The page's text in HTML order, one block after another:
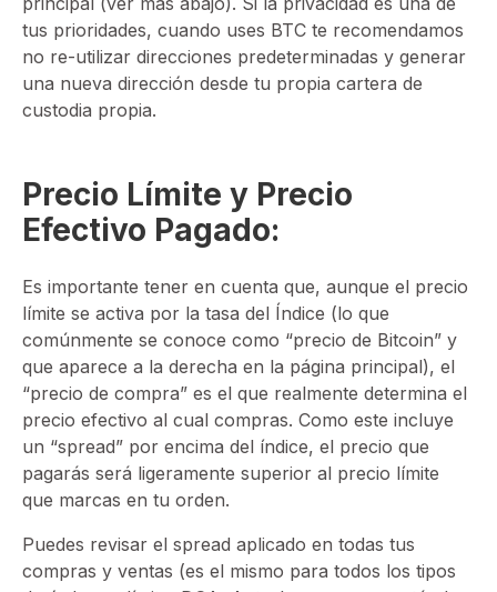
tus prioridades, cuando uses BTC te recomendamos
no re-utilizar direcciones predeterminadas y generar
una nueva dirección desde tu propia cartera de
custodia propia.
Precio Límite y Precio
Efectivo Pagado:
Es importante tener en cuenta que, aunque el precio
límite se activa por la tasa del Índice (lo que
comúnmente se conoce como “precio de Bitcoin” y
que aparece a la derecha en la página principal), el
“precio de compra” es el que realmente determina el
precio efectivo al cual compras. Como este incluye
un “spread” por encima del índice, el precio que
pagarás será ligeramente superior al precio límite
que marcas en tu orden.
Puedes revisar el spread aplicado en todas tus
compras y ventas (es el mismo para todos los tipos